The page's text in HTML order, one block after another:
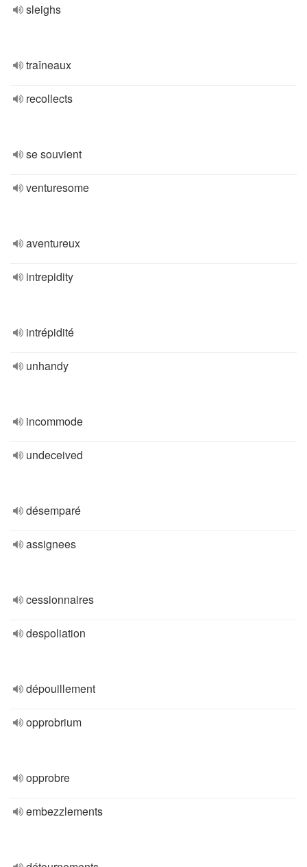
sleighs
traîneaux
recollects
se souvient
venturesome
aventureux
intrepidity
intrépidité
unhandy
incommode
undeceived
désemparé
assignees
cessionnaires
despoliation
dépouillement
opprobrium
opprobre
embezzlements